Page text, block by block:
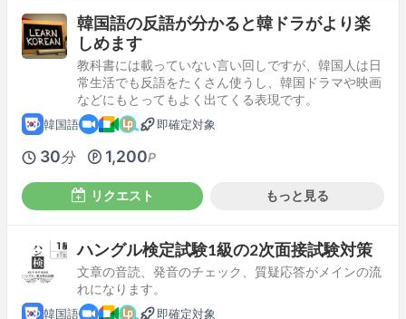
韓国語の反語が分かると韓ドラがより楽
しめます
教科書には載っていない言い回しですが、韓国人は日
常生活でも反語をたくさん使うし、韓国ドラマや映画
などにもとってもよく出てくる表現です。
韓国語 即確定対象
30分 1,200P
リクエスト もっと見る
ハングル検定試験1級の2次面接試験対策
文章の音読、発音のチェック、質疑応答がメインの流
れになります。
韓国語 即確定対象